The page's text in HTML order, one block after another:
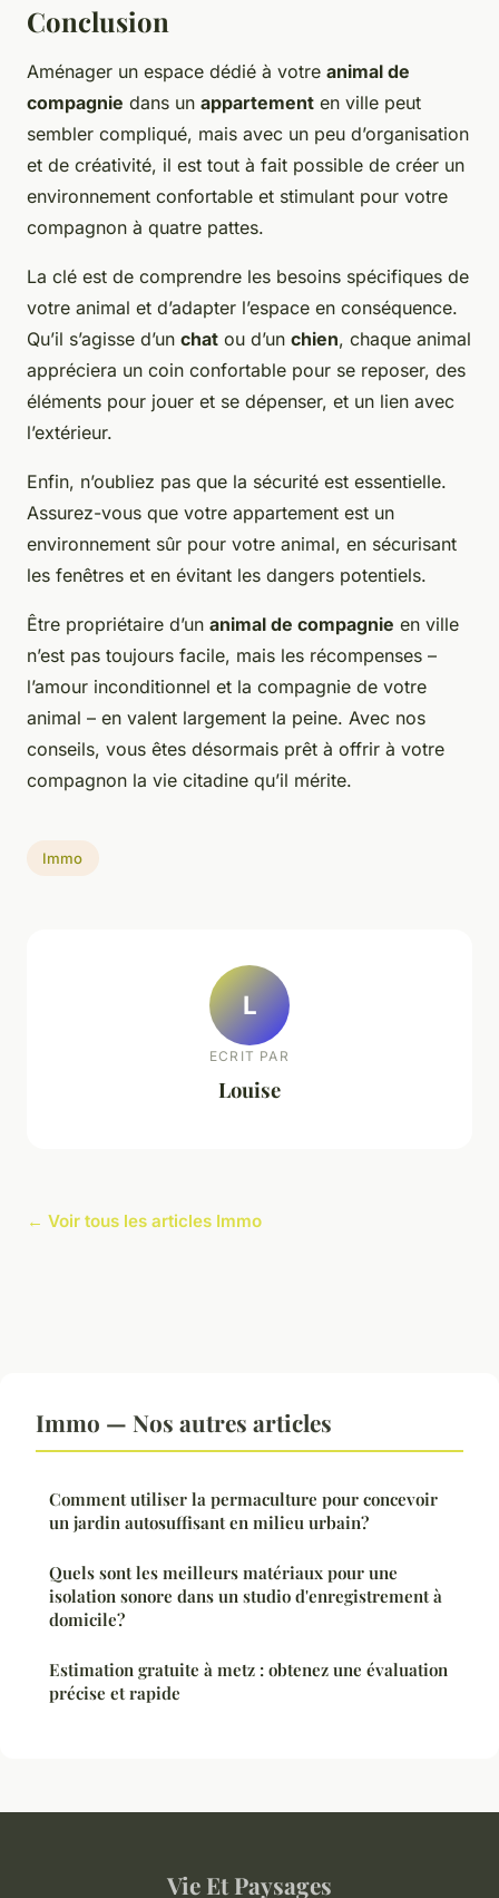
Conclusion
Aménager un espace dédié à votre animal de
compagnie dans un appartement en ville peut
sembler compliqué, mais avec un peu d’organisation
et de créativité, il est tout à fait possible de créer un
environnement confortable et stimulant pour votre
compagnon à quatre pattes.
La clé est de comprendre les besoins spécifiques de
votre animal et d’adapter l’espace en conséquence.
Qu’il s’agisse d’un chat ou d’un chien, chaque animal
appréciera un coin confortable pour se reposer, des
éléments pour jouer et se dépenser, et un lien avec
l’extérieur.
Enfin, n’oubliez pas que la sécurité est essentielle.
Assurez-vous que votre appartement est un
environnement sûr pour votre animal, en sécurisant
les fenêtres et en évitant les dangers potentiels.
Être propriétaire d’un animal de compagnie en ville
n’est pas toujours facile, mais les récompenses –
l’amour inconditionnel et la compagnie de votre
animal – en valent largement la peine. Avec nos
conseils, vous êtes désormais prêt à offrir à votre
compagnon la vie citadine qu’il mérite.
Immo
L
ECRIT PAR
Louise
← Voir tous les articles Immo
Immo — Nos autres articles
Comment utiliser la permaculture pour concevoir
un jardin autosuffisant en milieu urbain?
Quels sont les meilleurs matériaux pour une
isolation sonore dans un studio d'enregistrement à
domicile?
Estimation gratuite à metz : obtenez une évaluation
précise et rapide
Vie Et Paysages